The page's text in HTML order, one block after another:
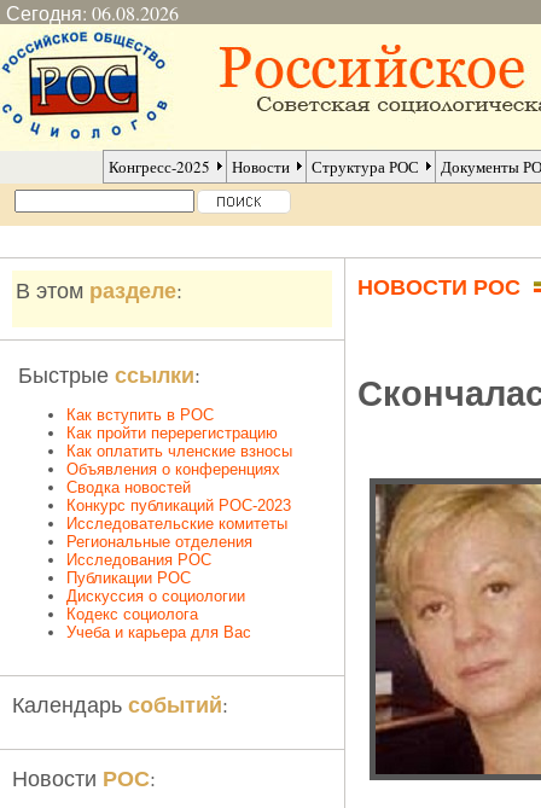
Сегодня: 06.08.2026
Конгресс-2025 Новости Структура РОС Документы
В этом разделе:
Быстрые ссылки:
Как вступить в РОС
Как пройти перерегистрацию
Как оплатить членские взносы
Объявления о конференциях
Сводка новостей
Конкурс публикаций РОС-2023
Исследовательские комитеты
Региональные отделения
Исследования РОС
Публикации РОС
Дискуссия о социологии
Кодекс социолога
Учеба и карьера для Вас
Календарь событий:
Новости РОС:
НОВОСТИ РОС